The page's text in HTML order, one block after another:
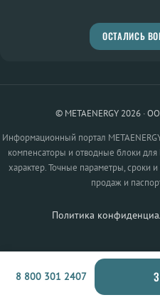
ОСТАЛИСЬ
© METAENERGY 2026 ·
Информационный портал
компенсаторы и отводные блоки
характер. Точные параметры, сроки
продаж и
Политика
8 800 301 2407